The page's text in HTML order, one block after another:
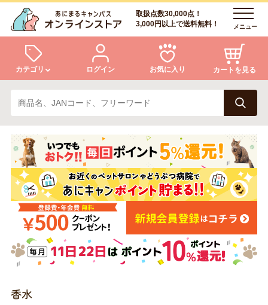
取扱点数30,000点！
3,000円以上で送料無料！
メニュー
カテゴリ
犬 猫
小動物・鳥 アクア・爬虫類・昆虫
ドッグフード キャットフード
美容・ケア用品 服・おさんぽ用品
ログイン お気に入り カートを見る
ログイン
会員登録
あにまるキャンパスについて
アフターサービス
商品リクエスト
お問い合わせ
香水